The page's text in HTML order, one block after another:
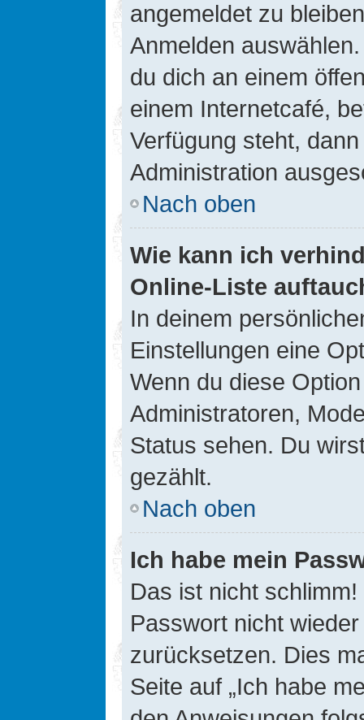
angemeldet zu
Anmelden
du dich an einem
einem Internetcafé,
Verfügung steht,
Administration
Nach oben
Wie kann ich
Online-Liste
In deinem
Einstellungen eine
Wenn du diese
Administratoren,
Status sehen. Du
gezählt.
Nach oben
Ich habe mein
Das ist nicht
Passwort nicht
zurücksetzen. Dies
Seite auf „Ich habe